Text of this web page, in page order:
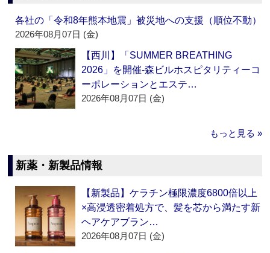
各社の「令和8年熊本地震」被災地への支援（順位不動）
2026年08月07日 (金)
【西川】「SUMMER BREATHING
2026」を開催‐森ビルホスピタリティーコ
ーポレーションとエステ…
2026年08月07日 (金)
もっと見る »
新薬・新製品情報
【新製品】ケラチン極限濃度6800倍以上
×高浸透密着処方で、髪を芯から満たす新
ヘアケアブラン…
2026年08月07日 (金)